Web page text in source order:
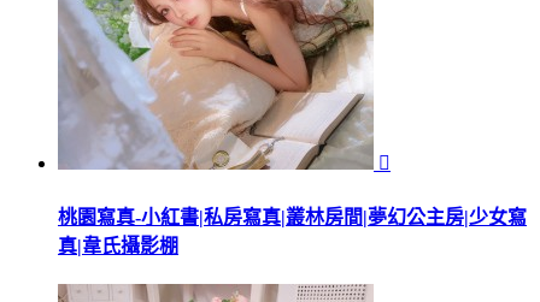

桃園寫真-小紅書|私房寫真|叢林房間|夢幻公主房|少女寫
真|韋氏攝影棚